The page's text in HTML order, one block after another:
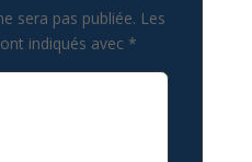
sera pas publiée. Les
indiqués avec *